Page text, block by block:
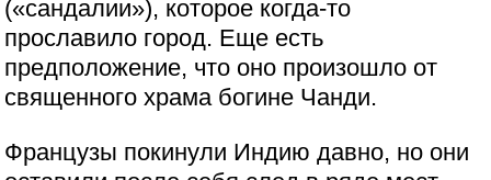
(«сандалии»), которое когда-то
прославило город. Еще есть
предположение, что оно произошло от
священного храма богине Чанди.
Французы покинули Индию давно, но они